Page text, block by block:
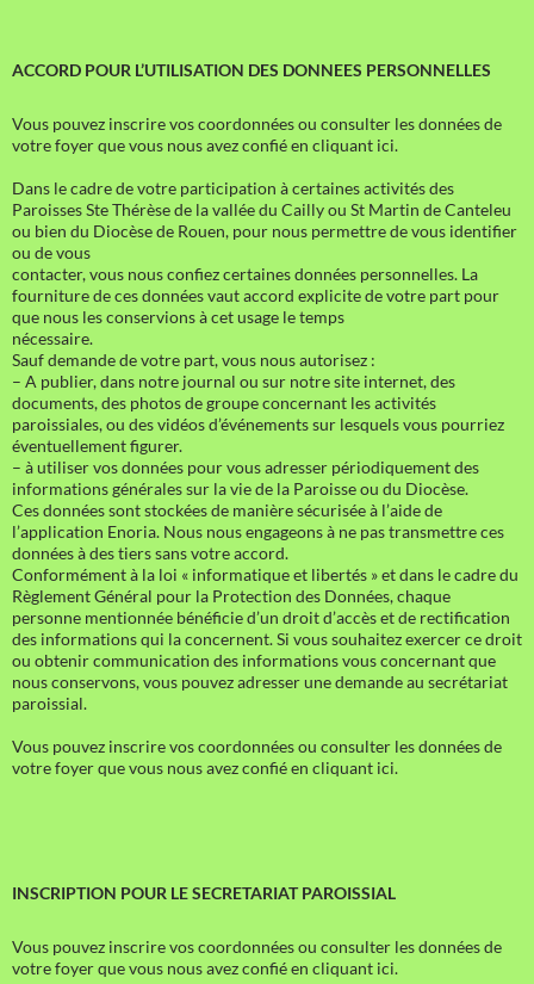
ACCORD POUR L’UTILISATION DES DONNEES PERSONNELLES
Vous pouvez inscrire vos coordonnées ou consulter les données de
votre foyer que vous nous avez confié en cliquant ici.
Dans le cadre de votre participation à certaines activités des
Paroisses Ste Thérèse de la vallée du Cailly ou St Martin de Canteleu
ou bien du Diocèse de Rouen, pour nous permettre de vous identifier
ou de vous
contacter, vous nous confiez certaines données personnelles. La
fourniture de ces données vaut accord explicite de votre part pour
que nous les conservions à cet usage le temps
nécessaire.
Sauf demande de votre part, vous nous autorisez :
– A publier, dans notre journal ou sur notre site internet, des
documents, des photos de groupe concernant les activités
paroissiales, ou des vidéos d’événements sur lesquels vous pourriez
éventuellement figurer.
– à utiliser vos données pour vous adresser périodiquement des
informations générales sur la vie de la Paroisse ou du Diocèse.
Ces données sont stockées de manière sécurisée à l’aide de
l’application Enoria. Nous nous engageons à ne pas transmettre ces
données à des tiers sans votre accord.
Conformément à la loi « informatique et libertés » et dans le cadre du
Règlement Général pour la Protection des Données, chaque
personne mentionnée bénéficie d’un droit d’accès et de rectification
des informations qui la concernent. Si vous souhaitez exercer ce droit
ou obtenir communication des informations vous concernant que
nous conservons, vous pouvez adresser une demande au secrétariat
paroissial.
Vous pouvez inscrire vos coordonnées ou consulter les données de
votre foyer que vous nous avez confié en cliquant ici.
INSCRIPTION POUR LE SECRETARIAT PAROISSIAL
Vous pouvez inscrire vos coordonnées ou consulter les données de
votre foyer que vous nous avez confié en cliquant ici.